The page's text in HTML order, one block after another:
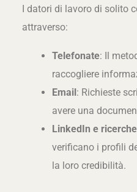
I datori di lavoro di solito
attraverso:
Telefonate: Il
raccogliere
Email: Richieste
avere una
LinkedIn e
verificano i profili
la loro credibilità.